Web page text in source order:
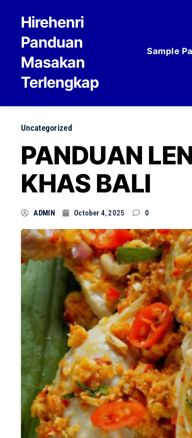
Hirehenri
Panduan
Masakan
Terlengkap
Sample
Uncategorized
PANDUAN
KHAS BALI
ADMIN October 4, 2025 0